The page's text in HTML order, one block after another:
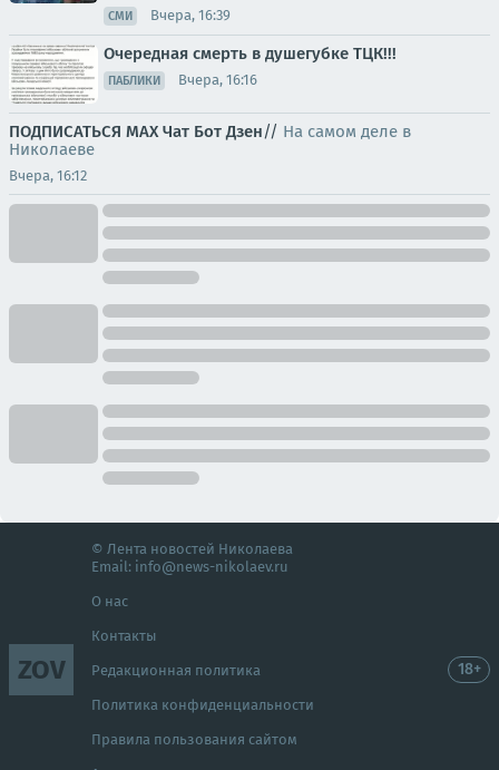
СМИ Вчера, 16:39
Очередная смерть в душегубке ТЦК!!!
ПАБЛИКИ Вчера, 16:16
ПОДПИСАТЬСЯ МАХ Чат Бот Дзен// На самом деле в
Николаеве
Вчера, 16:12
ZOV
© Лента новостей Николаева
Email: info@news-nikolaev.ru
О нас
Контакты
Редакционная политика
Политика конфиденциальности
Правила пользования сайтом
18+